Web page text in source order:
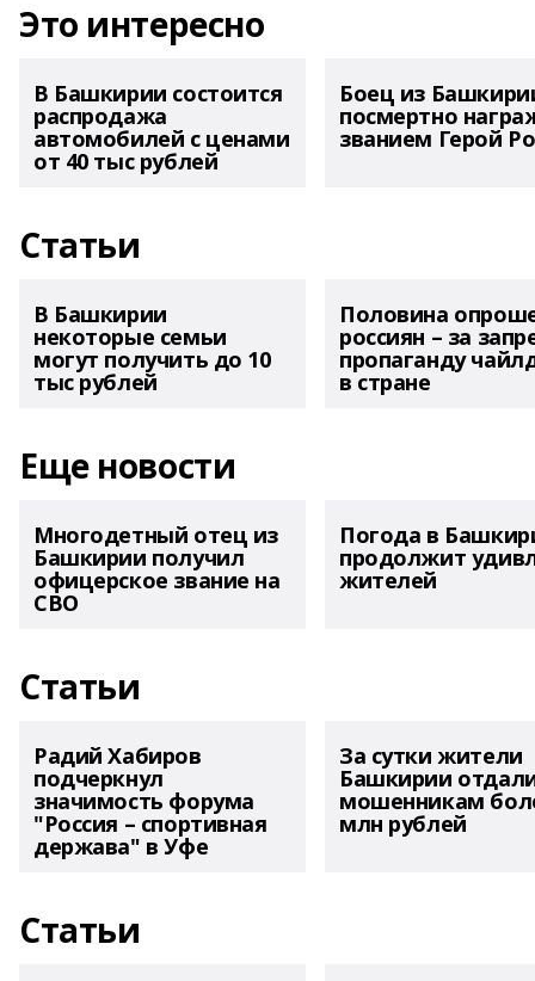
Это интересно
В Башкирии состоится
распродажа
автомобилей с ценами
от 40 тыс рублей
Боец из
посмертно
званием Герой
Статьи
В Башкирии
некоторые семьи
могут получить до 10
тыс рублей
Половина
россиян – за
пропаганду
в стране
Еще новости
Многодетный отец из
Башкирии получил
офицерское звание на
СВО
Погода в
продолжит
жителей
Статьи
Радий Хабиров
подчеркнул
значимость форума
"Россия – спортивная
держава" в Уфе
За сутки жители
Башкирии
мошенникам
млн рублей
Статьи